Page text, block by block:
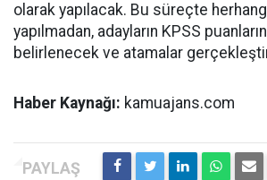
olarak yapılacak. Bu süreçte
yapılmadan, adayların KPSS
belirlenecek ve atamalar
Haber Kaynağı: kamuajans.com